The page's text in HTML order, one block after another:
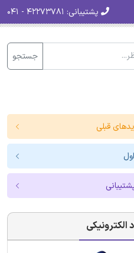
پشتیبانی:
جستجو
قبلی
الکترونیکی